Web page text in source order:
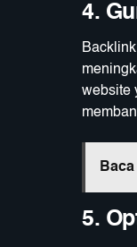
4.
website
5.